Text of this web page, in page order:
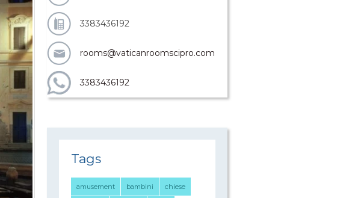
3383436192
rooms@vaticanroomscipro.com
3383436192
Tags
amusement bambini chiese